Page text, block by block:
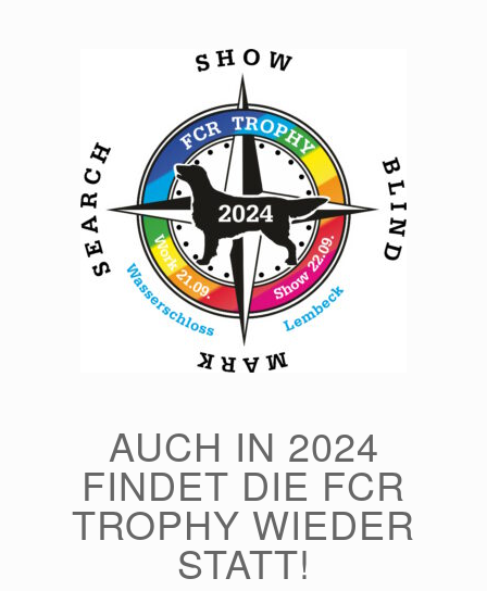
AUCH IN 2024
FINDET DIE FCR
TROPHY WIEDER
STATT!